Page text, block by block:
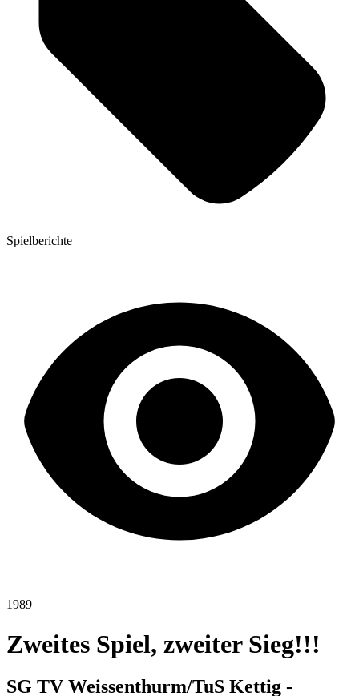
Spielberichte
1989
Zweites Spiel, zweiter Sieg!!!
SG TV Weissenthurm/TuS Kettig -